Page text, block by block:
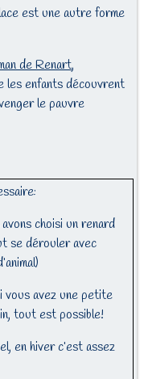
est une autre forme
de Renart,
les enfants découvrent
le pauvre
choisi un renard
se dérouler avec
vous avez une petite
tout est possible!
en hiver c’est assez